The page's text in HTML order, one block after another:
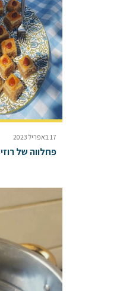
17 באפריל 2023
פחלווה של רוזי